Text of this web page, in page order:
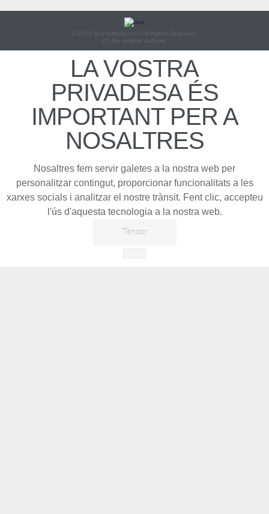
© 2019 bonsailleida.cat / All Rights Reserved.
(C) the original authors.
LA VOSTRA
PRIVADESA ÉS
IMPORTANT PER A
NOSALTRES
Nosaltres fem servir galetes a la nostra web per
personalitzar contingut, proporcionar funcionalitats a les
xarxes socials i analitzar el nostre trànsit. Fent clic, accepteu
l'ús d'aquesta tecnologia a la nostra web.
Tancar